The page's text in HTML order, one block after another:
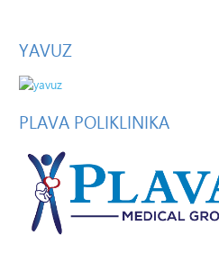
YAVUZ
PLAVA POLIKLINIKA